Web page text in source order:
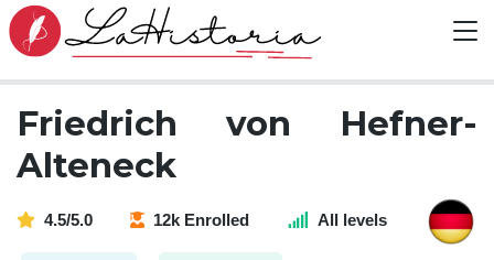
Friedrich von Hefner-
Alteneck
4.5/5.0 12k Enrolled All levels